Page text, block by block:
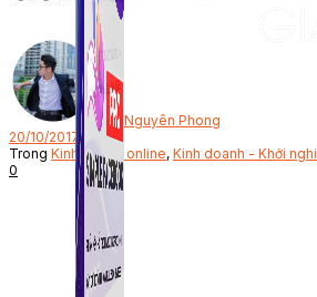
Bởi Nguyên Phong
20/10/2017
Trong Kinh doanh online, Kinh doanh - Khởi
0